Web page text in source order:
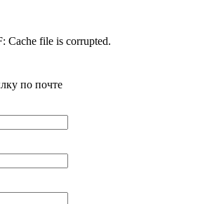
Cache file is corrupted.
по почте